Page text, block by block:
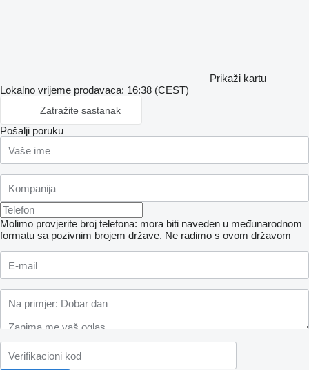
Prikaži kartu
Lokalno vrijeme prodavaca: 16:38 (CEST)
Zatražite sastanak
Pošalji poruku
Molimo provjerite broj telefona: mora biti naveden u međunarodnom
formatu sa pozivnim brojem države. Ne radimo s ovom državom